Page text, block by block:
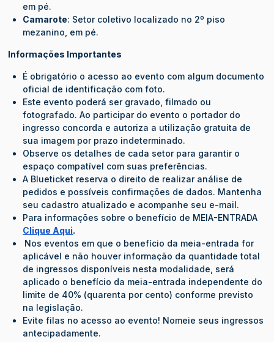
em pé.
Camarote: Setor coletivo localizado no 2º piso
mezanino, em pé.
Informações Importantes
É obrigatório o acesso ao evento com algum documento
oficial de identificação com foto.
Este evento poderá ser gravado, filmado ou
fotografado. Ao participar do evento o portador do
ingresso concorda e autoriza a utilização gratuita de
sua imagem por prazo indeterminado.
Observe os detalhes de cada setor para garantir o
espaço compatível com suas preferências.
A Blueticket reserva o direito de realizar análise de
pedidos e possíveis confirmações de dados. Mantenha
seu cadastro atualizado e acompanhe seu e-mail.
Para informações sobre o benefício de MEIA-ENTRADA
Clique Aqui.
Nos eventos em que o benefício da meia-entrada for
aplicável e não houver informação da quantidade total
de ingressos disponíveis nesta modalidade, será
aplicado o benefício da meia-entrada independente do
limite de 40% (quarenta por cento) conforme previsto
na legislação.
Evite filas no acesso ao evento! Nomeie seus ingressos
antecipadamente.